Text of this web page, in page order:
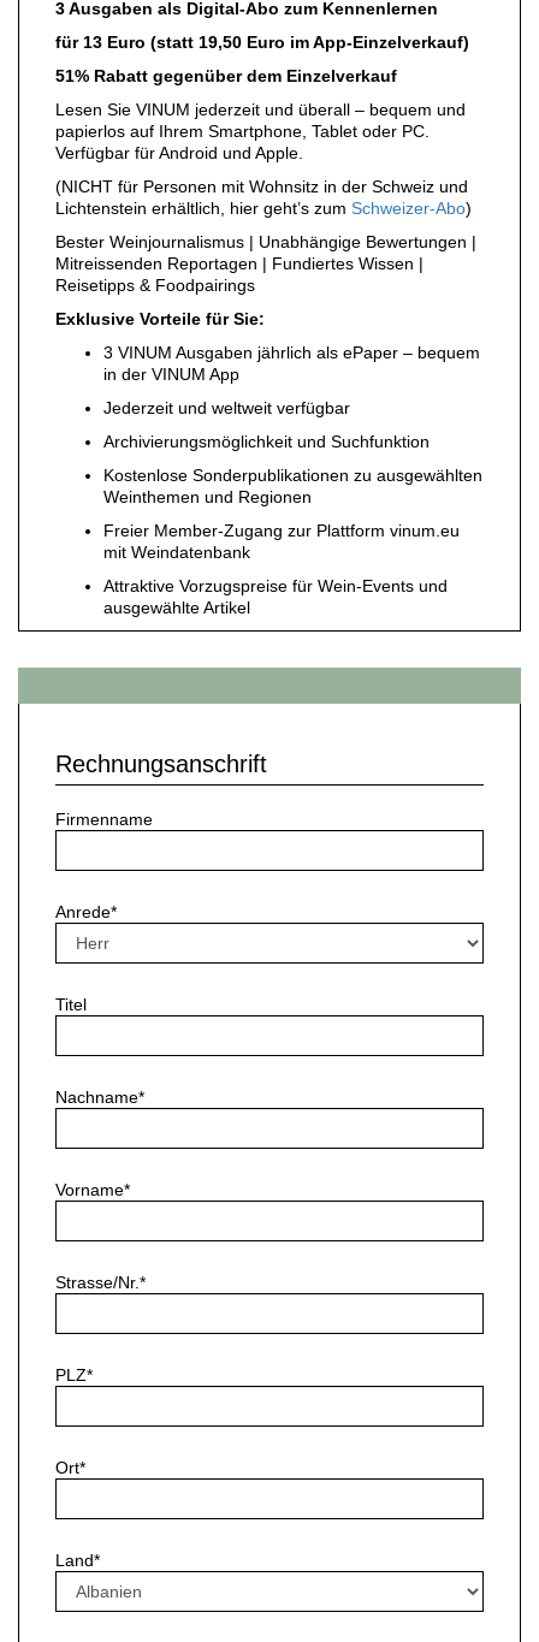
MEDIATHEK
APPS
VIDEOS
BÜCHER
NEWS
WEINWIRTSCHAFT
WEINSZENE
VINOPHILES
ARCHIV
ANMELDEN
AWARDS
TRINKREIFETABELLE
WEINSUCHE
WINE TRADE CLUB
REDAKTION
WERBUNG
3 Ausgaben als Digital-Abo zum Kennenlernen
für 13 Euro (statt 19,50 Euro im App-Einzelverkauf)
51% Rabatt gegenüber dem Einzelverkauf
Lesen Sie VINUM jederzeit und überall – bequem und
papierlos auf Ihrem Smartphone, Tablet oder PC.
Verfügbar für Android und Apple.
(NICHT für Personen mit Wohnsitz in der Schweiz und
Lichtenstein erhältlich, hier geht’s zum Schweizer-Abo)
Bester Weinjournalismus | Unabhängige Bewertungen |
Mitreissenden Reportagen | Fundiertes Wissen |
Reisetipps & Foodpairings
Exklusive Vorteile für Sie:
3 VINUM Ausgaben jährlich als ePaper – bequem
in der VINUM App
Jederzeit und weltweit verfügbar
Archivierungsmöglichkeit und Suchfunktion
Kostenlose Sonderpublikationen zu ausgewählten
Weinthemen und Regionen
Freier Member-Zugang zur Plattform vinum.eu
mit Weindatenbank
Attraktive Vorzugspreise für Wein-Events und
ausgewählte Artikel
Rechnungsanschrift
Firmenname
Anrede*
Titel
Nachname*
Vorname*
Strasse/Nr.*
PLZ*
Ort*
Land*